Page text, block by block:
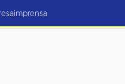
imprensa